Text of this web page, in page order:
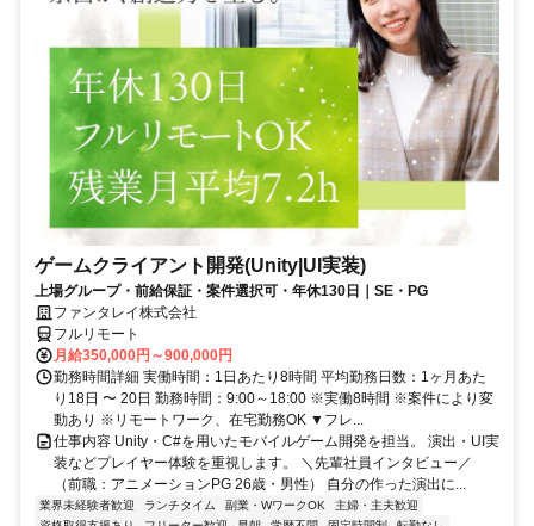
ゲームクライアント開発(Unity|UI実装)
上場グループ・前給保証・案件選択可・年休130日｜SE・PG
ファンタレイ株式会社
フルリモート
月給350,000円～900,000円
勤務時間詳細 実働時間：1日あたり8時間 平均勤務日数：1ヶ月あた
り18日 〜 20日 勤務時間：9:00～18:00 ※実働8時間 ※案件により変
動あり ※リモートワーク、在宅勤務OK ▼フレ...
仕事内容 Unity・C#を用いたモバイルゲーム開発を担当。 演出・UI実
装などプレイヤー体験を重視します。 ＼先輩社員インタビュー／
（前職：アニメーションPG 26歳・男性） 自分の作った演出に...
業界未経験者歓迎 ランチタイム 副業・WワークOK
主婦・主夫歓迎